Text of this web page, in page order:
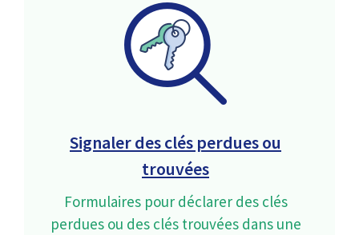
Signaler des clés perdues ou
trouvées
Formulaires pour déclarer des clés
perdues ou des clés trouvées dans une